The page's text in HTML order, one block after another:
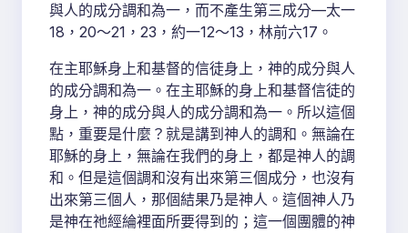
與人的成分調和為一，而不產生第三成分—太一
18，20～21，23，約一12～13，林前六17。
在主耶穌身上和基督的信徒身上，神的成分與人
的成分調和為一。在主耶穌的身上和基督信徒的
身上，神的成分與人的成分調和為一。所以這個
點，重要是什麼？就是講到神人的調和。無論在
耶穌的身上，無論在我們的身上，都是神人的調
和。但是這個調和沒有出來第三個成分，也沒有
出來第三個人，那個結果乃是神人。這個神人乃
是神在祂經綸裡面所要得到的；這一個團體的神